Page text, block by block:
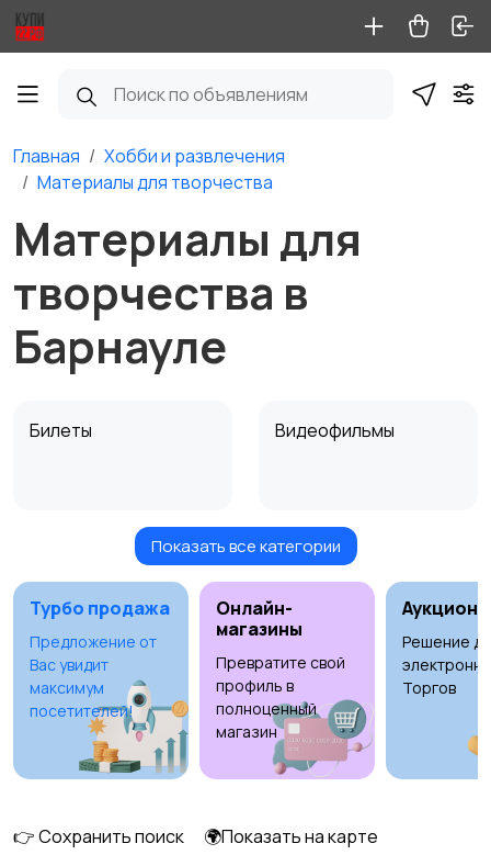
Главная
Хобби и развлечения
Материалы для творчества
Материалы для
творчества в
Барнауле
Билеты Видеофильмы
Игровые приставки
Игры для приставок и
ПК
Книги и журналы Коллекционирование
творчества 1
Показать все категории
Турбо продажа
Предложение от
Вас увидит
максимум
посетителей!
Онлайн-
магазины
Превратите свой
профиль в
полноценный
магазин
Аукционы
Решение
Торгов
👉 Сохранить поиск
🌍Показать на карте